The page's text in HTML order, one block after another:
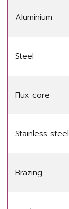
Aluminium
Steel
Flux core
Stainless steel
Brazing